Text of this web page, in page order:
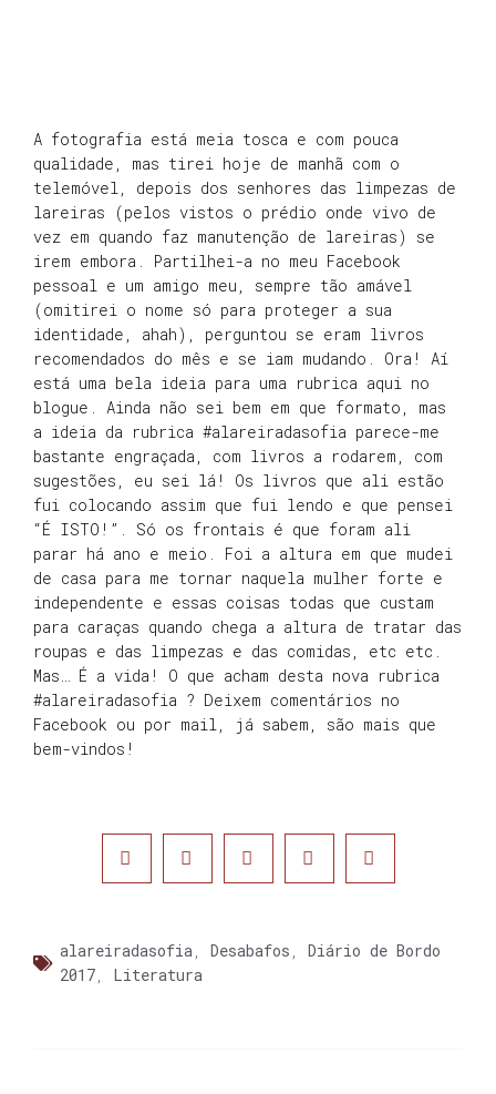
A fotografia está meia tosca e com pouca
qualidade, mas tirei hoje de manhã com o
telemóvel, depois dos senhores das limpezas de
lareiras (pelos vistos o prédio onde vivo de
vez em quando faz manutenção de lareiras) se
irem embora. Partilhei-a no meu Facebook
pessoal e um amigo meu, sempre tão amável
(omitirei o nome só para proteger a sua
identidade, ahah), perguntou se eram livros
recomendados do mês e se iam mudando. Ora! Aí
está uma bela ideia para uma rubrica aqui no
blogue. Ainda não sei bem em que formato, mas
a ideia da rubrica #alareiradasofia parece-me
bastante engraçada, com livros a rodarem, com
sugestões, eu sei lá! Os livros que ali estão
fui colocando assim que fui lendo e que pensei
“É ISTO!”. Só os frontais é que foram ali
parar há ano e meio. Foi a altura em que mudei
de casa para me tornar naquela mulher forte e
independente e essas coisas todas que custam
para caraças quando chega a altura de tratar das
roupas e das limpezas e das comidas, etc etc.
Mas… É a vida! O que acham desta nova rubrica
#alareiradasofia ? Deixem comentários no
Facebook ou por mail, já sabem, são mais que
bem-vindos!
alareiradasofia Desabafos
Diário de Bordo
2017
Literatura